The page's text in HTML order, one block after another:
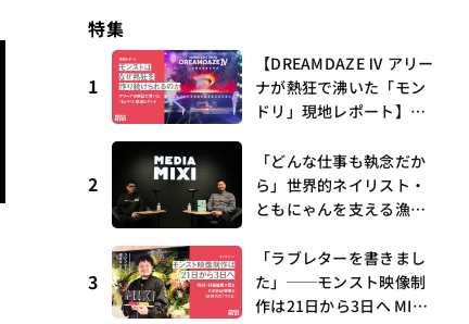
すぎる～稲垣貴俊の配信
時評
特集
1
【DREAMDAZE Ⅳ アリー
ナが熱狂で沸いた「モン
ドリ」現地レポート】モ
続けられるのか？コラボ
初の“真獣神化”やDJ KO
O、てつや、兎田ぺこ
も集結
2
「どんな仕事も執念だか
ら」世界的ネイリスト・
ともにゃんを支える漁師
I with interfm #5
3
「ラブレターを書きまし
た」──モンスト映像制
作は21日から3日へ MIX